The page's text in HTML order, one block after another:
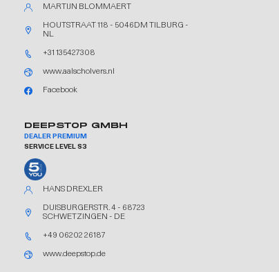
MARTIJN BLOMMAERT
HOUTSTRAAT 118 - 5046DM TILBURG -
NL
+31 135427308
www.aalscholvers.nl
Facebook
DEEPSTOP GMBH
DEALER PREMIUM
SERVICE LEVEL S3
HANS DREXLER
DUISBURGERSTR. 4 - 68723
SCHWETZINGEN - DE
+49 06202 26187
www.deepstop.de